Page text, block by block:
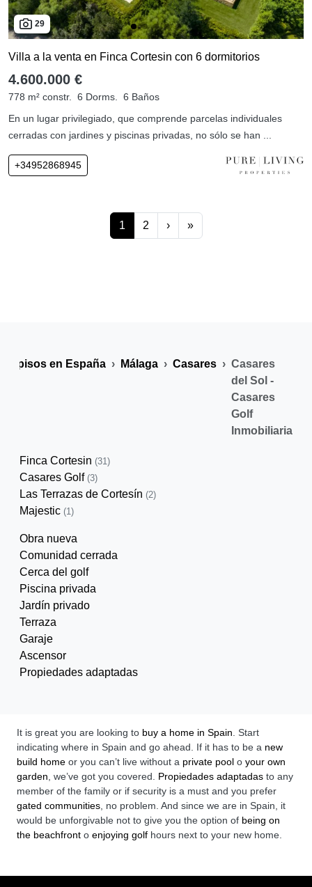
29
Villa a la venta en Finca Cortesin con 6 dormitorios
4.600.000 €
778 m² constr. 6 Dorms.
6 Baños
En un lugar privilegiado, que comprende parcelas individuales
cerradas con jardines y piscinas privadas, no sólo se han ...
+34952868945
1 2 › »
y pisos en España Málaga Casares
Casares
del Sol -
Casares
Golf
Inmobiliaria
Finca Cortesin (31)
Casares Golf (3)
Las Terrazas de Cortesín (2)
Majestic (1)
Obra nueva
Comunidad cerrada
Cerca del golf
Piscina privada
Jardín privado
Terraza
Garaje
Ascensor
Propiedades adaptadas
It is great you are looking to buy a home in Spain . Start
indicating where in Spain and go ahead. If it has to be a new
build home or you can’t live without a private pool o your own
garden , we’ve got you covered. Propiedades adaptadas to any
member of the family or if security is a must and you prefer
gated communities , no problem. And since we are in Spain, it
would be unforgivable not to give you the option of being on
the beachfront o enjoying golf hours next to your new home.